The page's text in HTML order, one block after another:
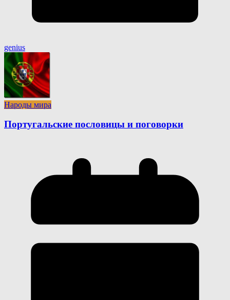
genius
Народы мира
Португальские пословицы и поговорки